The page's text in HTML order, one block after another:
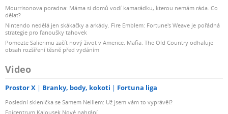
Mourrisonova poradna: Máma si domů vodí kamarádku, kterou nemám ráda. Co
dělat?
Nintendo nedělá jen skákačky a arkády. Fire Emblem: Fortune's Weave je pořádná
strategie pro fanoušky tahovek
Pomozte Salierimu začít nový život v Americe. Mafia: The Old Country odhaluje
obsah rozšíření těsně před vydáním
Video
Prostor X Branky, body, kokoti Fortuna liga
Poslední sklenička se Samem Neillem: Už jsem vám to vyprávěl?
Epicentrum Kalousek Nové nahrání